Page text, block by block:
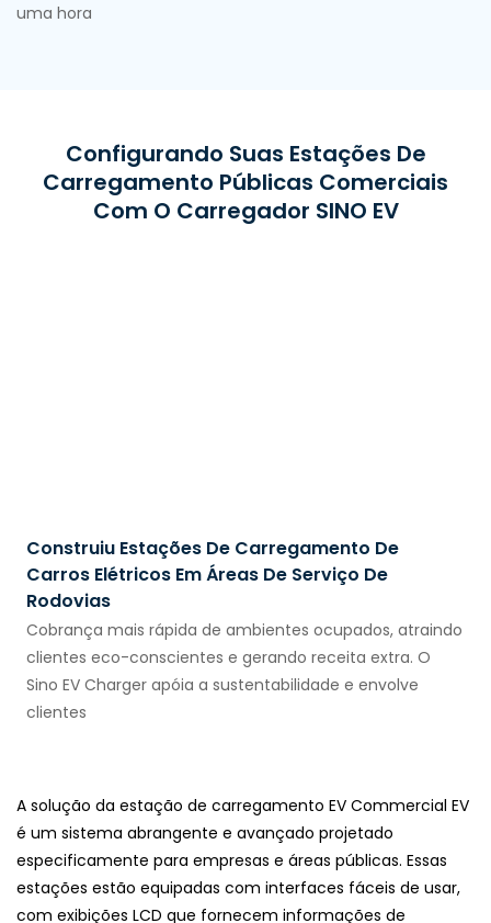
uma hora
Configurando Suas Estações De
Carregamento Públicas Comerciais
Com O Carregador SINO EV
Construiu Estações De Carregamento De
Carros Elétricos Em Áreas De Serviço De
Rodovias
Cobrança mais rápida de ambientes ocupados, atraindo
clientes eco-conscientes e gerando receita extra. O
Sino EV Charger apóia a sustentabilidade e envolve
clientes
A solução da estação de carregamento EV Commercial EV
é um sistema abrangente e avançado projetado
especificamente para empresas e áreas públicas. Essas
estações estão equipadas com interfaces fáceis de usar,
com exibições LCD que fornecem informações de